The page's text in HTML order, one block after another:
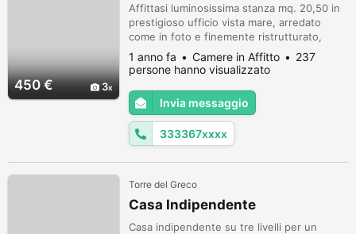
450 € 3
Affittasi luminosissima stanza mq. 20,50 in
prestigioso ufficio vista mare, arredato
come in foto e finemente ristrutturato,
€450 all inclusive spese condominiali,
utenze, pulizie, linea telefonica con
possibiltà opzionale di numero autonomo,
rete internet cablata e wifi, stampante e
scanner in rete, condizionatore
caldo/freddo, termosifoni con termostato
di...
1 anno fa Camere in Affitto
237
persone hanno visualizzato
Invia messaggio
333367xxxx
Torre del Greco
Casa Indipendente
Casa indipendente su tre livelli per un